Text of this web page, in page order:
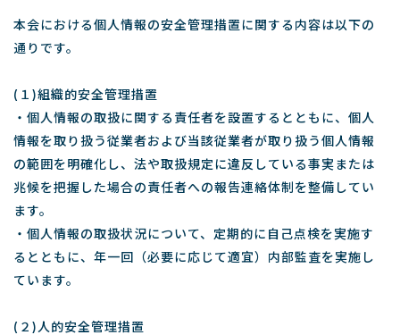
本会における個人情報の安全管理措置に関する内容は以下の
通りです。
(１)組織的安全管理措置
・個人情報の取扱に関する責任者を設置するとともに、個人
情報を取り扱う従業者および当該従業者が取り扱う個人情報
の範囲を明確化し、法や取扱規定に違反している事実または
兆候を把握した場合の責任者への報告連絡体制を整備してい
ます。
・個人情報の取扱状況について、定期的に自己点検を実施す
るとともに、年一回（必要に応じて適宜）内部監査を実施し
ています。
(２)人的安全管理措置